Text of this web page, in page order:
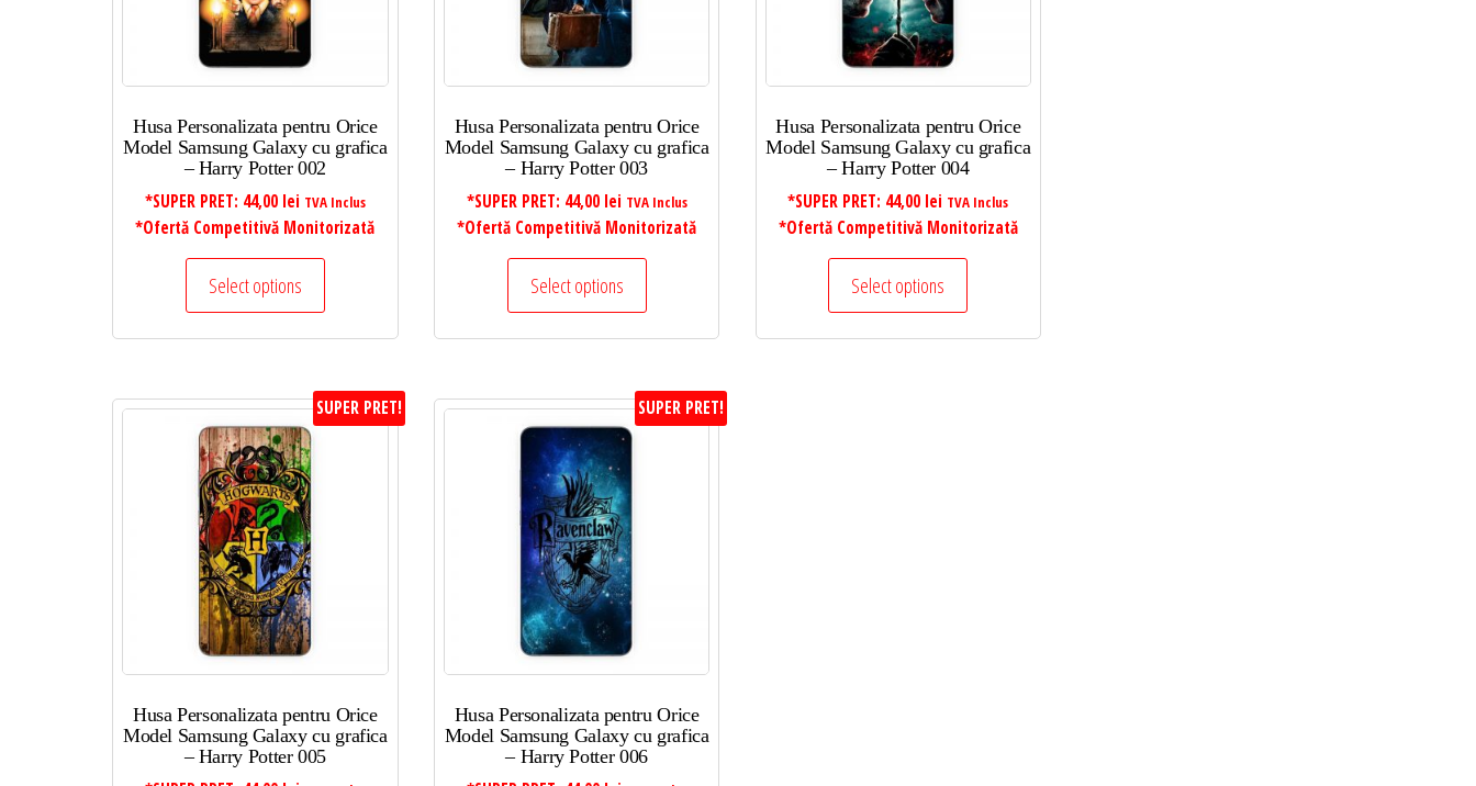
Husa Personalizata pentru Orice
Model Samsung Galaxy cu grafica
– Harry Potter 002
*SUPER PRET: 44,00 lei TVA Inclus
*Ofertă Competitivă Monitorizată
Select options
Husa Personalizata pentru Orice
Model Samsung Galaxy cu grafica
– Harry Potter 003
*SUPER PRET: 44,00 lei TVA Inclus
*Ofertă Competitivă Monitorizată
Select options
Husa Personalizata pentru Orice
Model Samsung Galaxy cu grafica
– Harry Potter 004
*SUPER PRET: 44,00 lei TVA Inclus
*Ofertă Competitivă Monitorizată
Select options
SUPER PRET!
Husa Personalizata pentru Orice
Model Samsung Galaxy cu grafica
– Harry Potter 005
SUPER PRET!
Husa Personalizata pentru Orice
Model Samsung Galaxy cu grafica
– Harry Potter 006